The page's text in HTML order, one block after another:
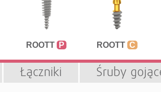
ROOTT P ROOTT C
Łączniki Śruby